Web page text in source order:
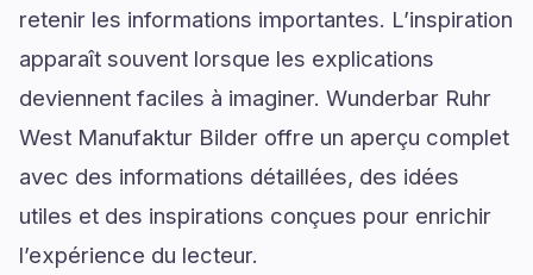
retenir les informations importantes. L’inspiration
apparaît souvent lorsque les explications
deviennent faciles à imaginer. Wunderbar Ruhr
West Manufaktur Bilder offre un aperçu complet
avec des informations détaillées, des idées
utiles et des inspirations conçues pour enrichir
l’expérience du lecteur.